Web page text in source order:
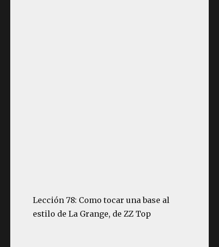
Lección 78: Como tocar una base al
estilo de La Grange, de ZZ Top